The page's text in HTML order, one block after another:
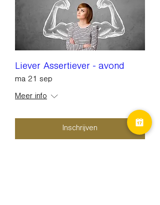
Liever Assertiever - avond
ma 21 sep
Meer info
Inschrijven